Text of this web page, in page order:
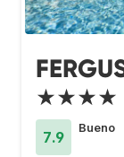
★★★★
7.9
Bueno